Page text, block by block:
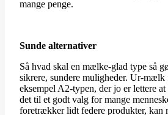
mange penge.
Sunde alternativer
Så hvad skal en mælke-glad type så
sikrere, sundere muligheder. Ur-
eksempel A2-typen, der jo er lettere
det til et godt valg for mange
foretrækker lidt federe produkter, kan